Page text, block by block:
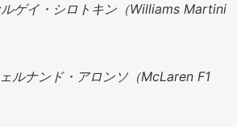
ゲイ・シロトキン（Williams Martini
ルナンド・アロンソ（McLaren F1